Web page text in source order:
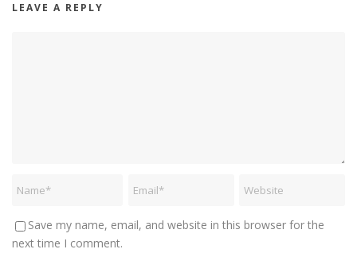
LEAVE A REPLY
Save my name, email, and website in this browser for the
next time I comment.